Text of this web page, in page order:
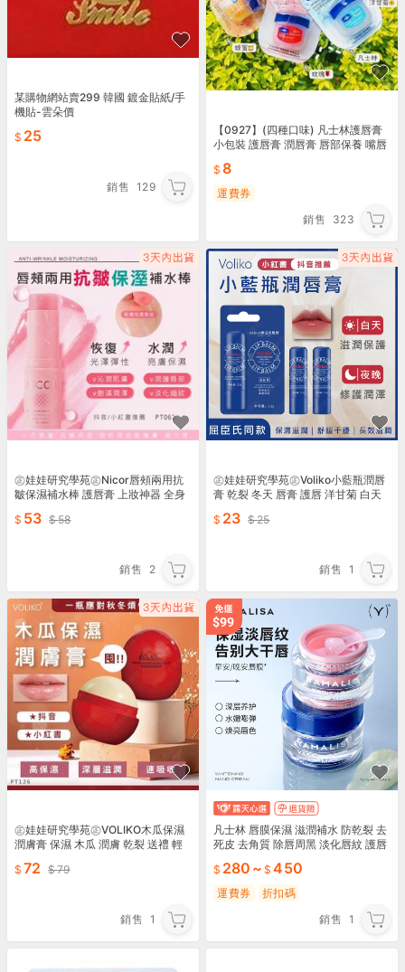
某購物網站賣299 韓國 鍍金貼紙/手
機貼-雲朵價
25
銷售 129
【0927】(四種口味) 凡士林護唇膏
小包裝 護唇膏 潤唇膏 唇部保養 嘴唇
8
運費券
銷售
323
㊣娃娃研究學苑㊣Nicor唇頰兩用抗
皺保濕補水棒 護唇膏 上妝神器 全身
53 58
銷售 2
㊣娃娃研究學苑㊣Voliko小藍瓶潤唇
膏 乾裂 冬天 唇膏 護唇 洋甘菊 白天
23 25
銷售 1
㊣娃娃研究學苑㊣VOLIKO木瓜保濕
潤膚膏 保濕 木瓜 潤膚 乾裂 送禮 輕
72 79
銷售 1
凡士林 唇膜保濕 滋潤補水 防乾裂 去
死皮 去角質 除唇周黑 淡化唇紋 護唇
280 ~ 450
運費券
折扣碼
銷售 1